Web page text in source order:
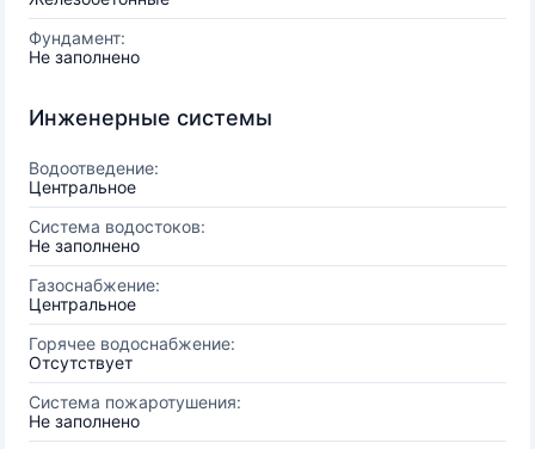
Фундамент:
Не заполнено
Инженерные системы
Водоотведение:
Центральное
Система водостоков:
Не заполнено
Газоснабжение:
Центральное
Горячее водоснабжение:
Отсутствует
Система пожаротушения:
Не заполнено